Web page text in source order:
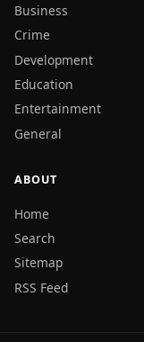
Business
Crime
Development
Education
Entertainment
General
ABOUT
Home
Search
Sitemap
RSS Feed